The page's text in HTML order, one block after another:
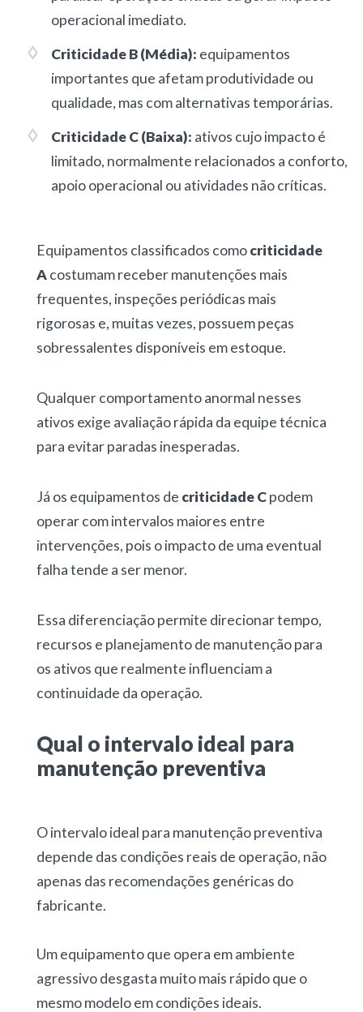
operacional imediato.
Criticidade B (Média): equipamentos
importantes que afetam produtividade ou
qualidade, mas com alternativas temporárias.
Criticidade C (Baixa): ativos cujo impacto é
limitado, normalmente relacionados a conforto,
apoio operacional ou atividades não críticas.
Equipamentos classificados comocriticidade
Acostumam receber manutenções mais
frequentes, inspeções periódicas mais
rigorosas e, muitas vezes, possuem peças
sobressalentes disponíveis em estoque.
Qualquer comportamento anormal nesses
ativos exige avaliação rápida da equipe técnica
para evitar paradas inesperadas.
Já os equipamentos de criticidade Cpodem
operar com intervalos maiores entre
intervenções, pois o impacto de uma eventual
falha tende a ser menor.
Essa diferenciação permite direcionar tempo,
recursos e planejamento de manutenção para
os ativos que realmente influenciam a
continuidade da operação.
Qual o intervalo ideal para
manutenção preventiva
Ointervalo ideal para manutenção preventiva
depende das condições reais de operação, não
apenas das recomendações genéricas do
fabricante.
Um equipamento que opera em ambiente
agressivo desgasta muito mais rápido que o
mesmo modelo em condições ideais.